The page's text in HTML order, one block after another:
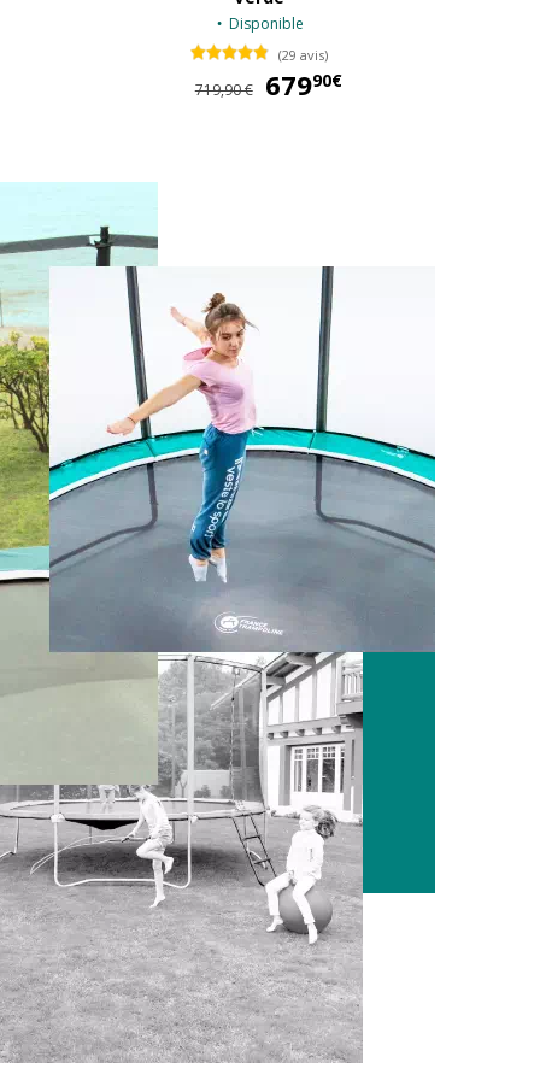
Disponible
(29 avis)
719,90 € 67990€